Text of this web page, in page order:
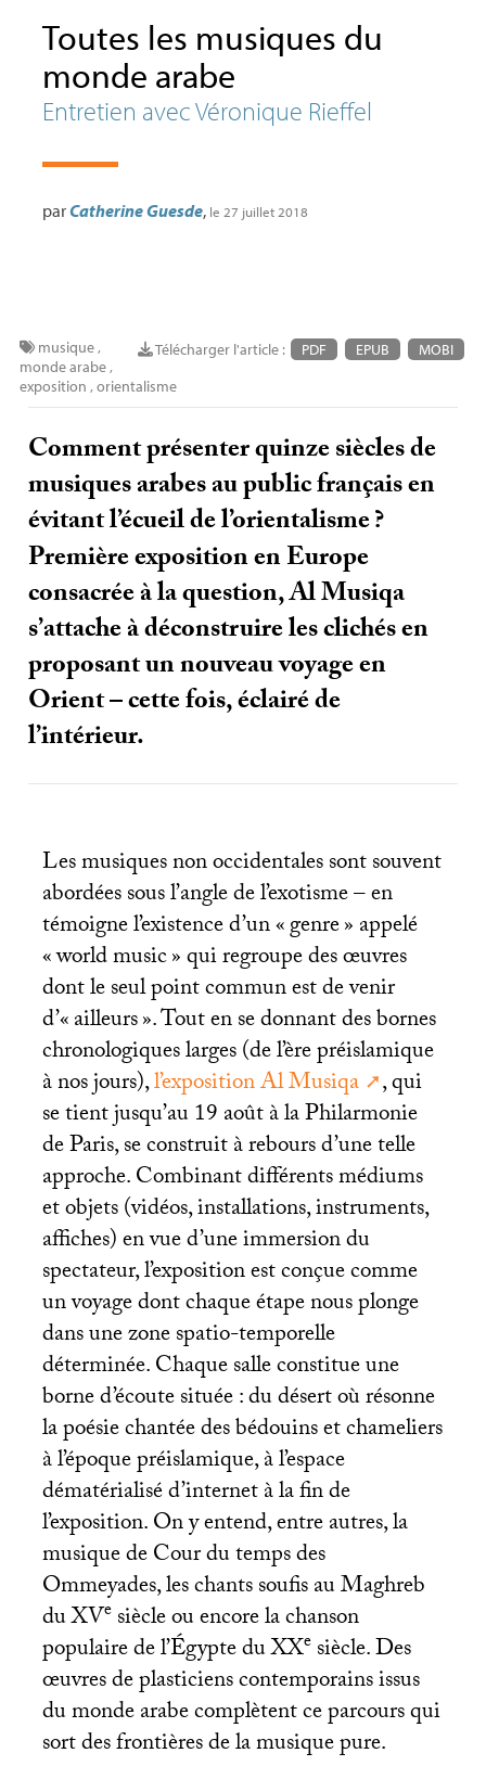
Toutes les musiques du
monde arabe
Entretien avec Véronique Rieffel
parCatherine Guesde, le 27 juillet 2018
Télécharger l'article : PDF EPUB MOBI
musique,
monde arabe,
exposition ,orientalisme
Comment présenter quinze siècles de
musiques arabes au public français en
évitant l’écueil de l’orientalisme?
Première exposition en Europe
consacrée à la question, Al Musiqa
s’attache à déconstruire les clichés en
proposant un nouveau voyage en
Orient – cette fois, éclairé de
l’intérieur.
Les musiques non occidentales sont souvent
abordées sous l’angle de l’exotisme – en
témoigne l’existence d’un «genre» appelé
«world music» qui regroupe des œuvres
dont le seul point commun est de venir
d’«ailleurs». Tout en se donnant des bornes
chronologiques larges (de l’ère préislamique
à nos jours),l’exposition Al Musiqa
, qui
se tient jusqu’au 19 août à la Philarmonie
de Paris, se construit à rebours d’une telle
approche. Combinant différents médiums
et objets (vidéos, installations, instruments,
affiches) en vue d’une immersion du
spectateur, l’exposition est conçue comme
un voyage dont chaque étape nous plonge
dans une zone spatio-temporelle
déterminée. Chaque salle constitue une
borne d’écoute située : du désert où résonne
la poésie chantée des bédouins et chameliers
à l’époque préislamique, à l’espace
dématérialisé d’internet à la fin de
l’exposition. On y entend, entre autres, la
musique de Cour du temps des
Ommeyades, les chants soufis au Maghreb
duXVesiècle ou encore la chanson
populaire de l’Égypte duXXesiècle. Des
œuvres de plasticiens contemporains issus
du monde arabe complètent ce parcours qui
sort des frontières de la musique pure.